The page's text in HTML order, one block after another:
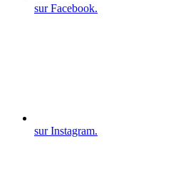
sur Facebook.
sur Instagram.